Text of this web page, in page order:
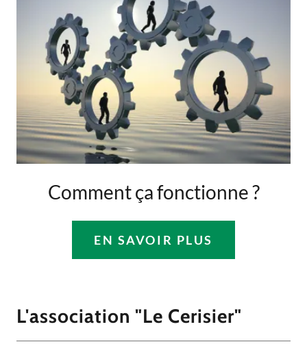
Comment ça fonctionne ?
EN SAVOIR PLUS
L'association "Le Cerisier"